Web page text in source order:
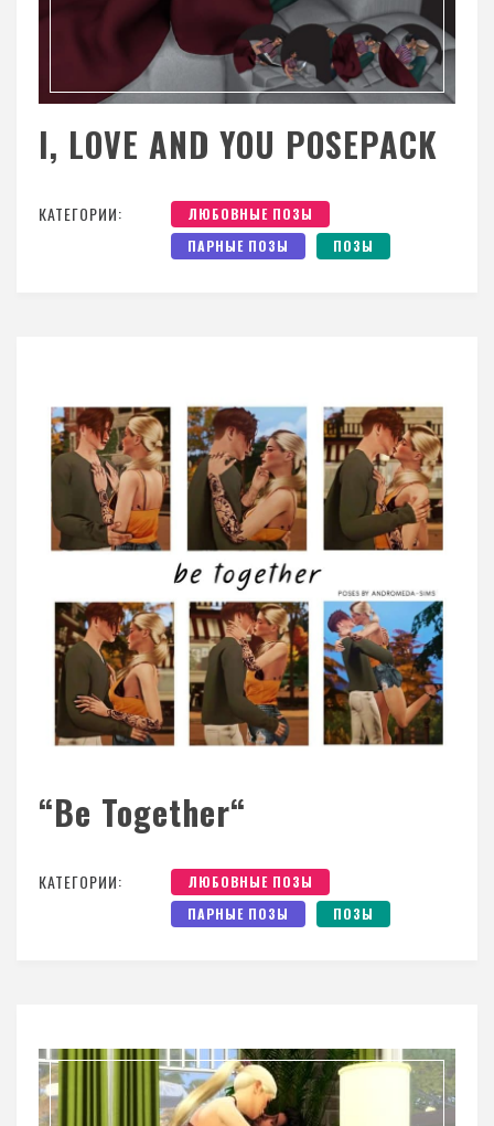
I, LOVE AND YOU POSEPACK
КАТЕГОРИИ:
ЛЮБОВНЫЕ ПОЗЫ
ПАРНЫЕ ПОЗЫ
ПОЗЫ
“Be Together“
КАТЕГОРИИ:
ЛЮБОВНЫЕ ПОЗЫ
ПАРНЫЕ ПОЗЫ
ПОЗЫ